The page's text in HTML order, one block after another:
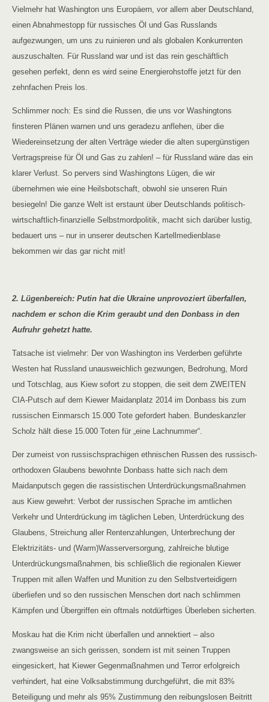
Vielmehr hat Washington uns Europäern, vor allem aber Deutschland,
einen Abnahmestopp für russisches Öl und Gas Russlands
aufgezwungen, um uns zu ruinieren und als globalen Konkurrenten
auszuschalten. Für Russland war und ist das rein geschäftlich
gesehen perfekt, denn es wird seine Energierohstoffe jetzt für den
zehnfachen Preis los.
Schlimmer noch: Es sind die Russen, die uns vor Washingtons
finsteren Plänen warnen und uns geradezu anflehen, über die
Wiedereinsetzung der alten Verträge wieder die alten supergünstigen
Vertragspreise für Öl und Gas zu zahlen! – für Russland wäre das ein
klarer Verlust. So pervers sind Washingtons Lügen, die wir
übernehmen wie eine Heilsbotschaft, obwohl sie unseren Ruin
besiegeln! Die ganze Welt ist erstaunt über Deutschlands politisch-
wirtschaftlich-finanzielle Selbstmordpolitik, macht sich darüber lustig,
bedauert uns – nur in unserer deutschen Kartellmedienblase
bekommen wir das gar nicht mit!
2. Lügenbereich: Putin hat die Ukraine unprovoziert überfallen,
nachdem er schon die Krim geraubt und den Donbass in den
Aufruhr gehetzt hatte.
Tatsache ist vielmehr: Der von Washington ins Verderben geführte
Westen hat Russland unausweichlich gezwungen, Bedrohung, Mord
und Totschlag, aus Kiew sofort zu stoppen, die seit dem ZWEITEN
CIA-Putsch auf dem Kiewer Maidanplatz 2014 im Donbass bis zum
russischen Einmarsch 15.000 Tote gefordert haben. Bundeskanzler
Scholz hält diese 15.000 Toten für „eine Lachnummer“.
Der zumeist von russischsprachigen ethnischen Russen des russisch-
orthodoxen Glaubens bewohnte Donbass hatte sich nach dem
Maidanputsch gegen die rassistischen Unterdrückungsmaßnahmen
aus Kiew gewehrt: Verbot der russischen Sprache im amtlichen
Verkehr und Unterdrückung im täglichen Leben, Unterdrückung des
Glaubens, Streichung aller Rentenzahlungen, Unterbrechung der
Elektrizitäts- und (Warm)Wasserversorgung, zahlreiche blutige
Unterdrückungsmaßnahmen, bis schließlich die regionalen Kiewer
Truppen mit allen Waffen und Munition zu den Selbstverteidigern
überliefen und so den russischen Menschen dort nach schlimmen
Kämpfen und Übergriffen ein oftmals notdürftiges Überleben sicherten.
Moskau hat die Krim nicht überfallen und annektiert – also
zwangsweise an sich gerissen, sondern ist mit seinen Truppen
eingesickert, hat Kiewer Gegenmaßnahmen und Terror erfolgreich
verhindert, hat eine Volksabstimmung durchgeführt, die mit 83%
Beteiligung und mehr als 95% Zustimmung den reibungslosen Beitritt